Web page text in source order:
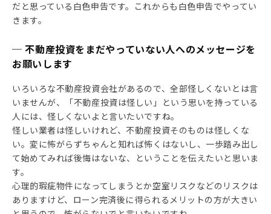
だと思っている白色申告です。これからも白色申告でやってい
きます。
─ 不動産投資をまだやっていない人へのメッセージを
お願いします
いろいろな不動産投資会社があるので、全部怪しくないとは言
いませんが、「不動産投資は怪しい」という思いを持っている
人には、怪しくないよと言いたいですね。
怪しい業者は怪しいけれど、不動産投資そのものは怪しくな
い。変に怖がらずちゃんと知れば怖くはないし、一歩踏み出し
て始めてみれば後悔はないな、ということを伝えたいと思いま
す。
心理的瑕疵物件になってしまうとか空室リスクなどのリスクは
ありますけど、ローン完済後に得られるメリットの方が大きい